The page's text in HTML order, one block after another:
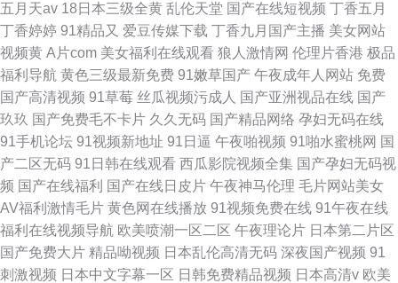
五月天av 18日本三级全黄 乱伦天堂 国产在线短视频 丁香五月
丁香婷婷 91精品又 爱豆传媒下载 丁香九月国产主播 美女网站
视频黄 A片com 美女福利在线观看 狼人激情网 伦理片香港 极品
福利导航 黄色三级最新免费 91嫩草国产 午夜成年人网站 免费
国产高清视频 91草莓 丝瓜视频污成人 国产亚洲视品在线 国产
玖玖 国产免费毛不卡片 久久无码 国产精品网络 孕妇无码在线
91手机论坛 91视频新地址 91日逼 午夜啪视频 91啪水蜜桃网 国
产二区无码 91日韩在线观看 西瓜影院视频全集 国产孕妇无码视
频 国产在线福利 国产在线日皮片 午夜神马伦理 毛片网站美女
AV福利激情毛片 黄色网在线播放 91视频免费在线 91午夜在线
福利在线视频导航 欧美喷潮一区二区 午夜理论片 日本第二片区
国产免费大片 精品呦视频 日本乱伦高清无码 深夜国产视频 91
刺激视频 日本中文字幕一区 日韩免费精品视频 日本高清v 欧美